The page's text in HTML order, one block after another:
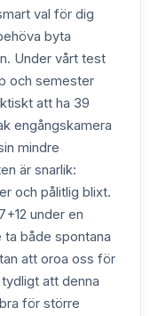
val för dig
byta
Under vårt test
och semester
att ha 39
engångskamera
mindre
är snarlik:
och pålitlig blixt.
under en
ta både spontana
att oroa oss för
att denna
för större